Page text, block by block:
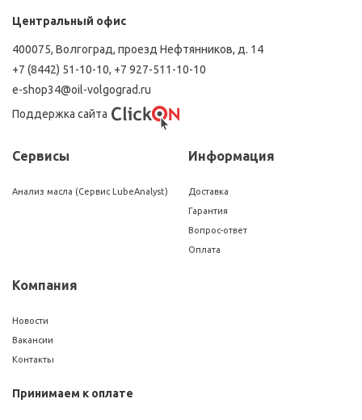
Центральный офис
400075, Волгоград, проезд Нефтянников, д. 14
+7 (8442) 51-10-10, +7 927-511-10-10
e-shop34@oil-volgograd.ru
Поддержка сайта
Сервисы
Анализ масла (Сервис LubeAnalyst)
Информация
Доставка
Гарантия
Вопрос-ответ
Оплата
Компания
Новости
Вакансии
Контакты
Принимаем к оплате